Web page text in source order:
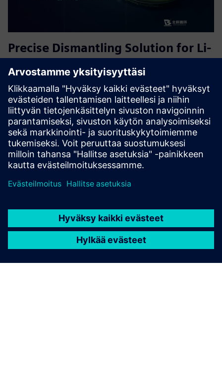
Precise Dismantling Solution for Li-
ion Battery Recycling
Tarkka purkamisratkaisu, joka tarjoaa visuaalisen ohjauksen
poistettujen akkujen purkamisprosessille, varhaisen
varoituksen vaarallisista toiminnoista, ihmisen ja koneen
yhteistyöstä sekä tehoakkujen kierrätys- ja
regenerointiteol...
Lue lisää